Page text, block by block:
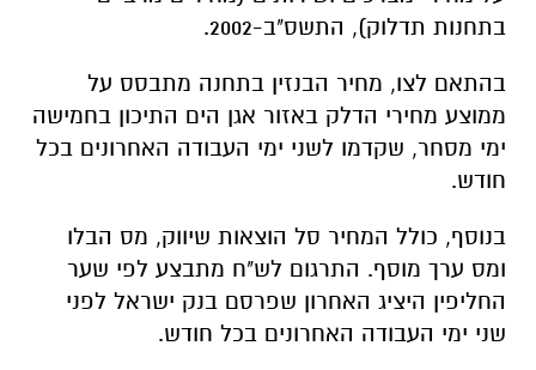
שני ימי העבודה האחרונים בכל חודש.
צו מחירי מצרכים ושירותים (מחירים מרביים
בתחנות תדלוק) קובע כי תוספת שירות מלא
תתעדכן בהתאם לשכר המינימום במשק אחת לחצי
שנה במרץ וספטמבר. מאחר ושכר מינימום התעדכן
ב-1.9.2024.